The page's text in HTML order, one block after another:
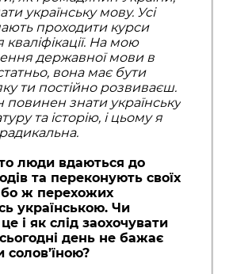
українську мову. Усі
проходити курси
На мою
державної мови в
вона має бути
ти постійно розвиваєш.
повинен знати українську
та історію, і цьому я
люди вдаються до
та переконують своїх
ж перехожих
українською. Чи
і як слід заохочувати
день не бажає